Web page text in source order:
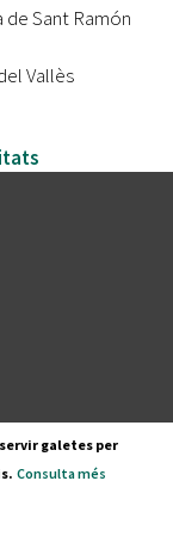
de Sant Ramón
Vallès
galetes per
Consulta més